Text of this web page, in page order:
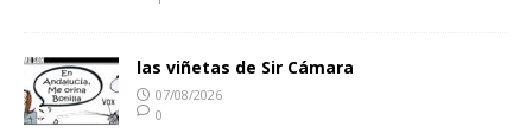
las viñetas de Sir Cámara
07/08/2026
0